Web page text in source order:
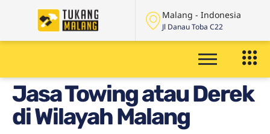
Malang - Indonesia
Jl Danau Toba C22
Jasa Towing atau Derek
di Wilayah Malang